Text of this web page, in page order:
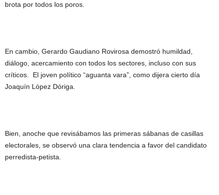
brota por todos los poros.
En cambio, Gerardo Gaudiano Rovirosa demostró humildad,
diálogo, acercamiento con todos los sectores, incluso con sus
críticos. El joven político “aguanta vara”, como dijera cierto día
Joaquín López Dóriga.
Bien, anoche que revisábamos las primeras sábanas de casillas
electorales, se observó una clara tendencia a favor del candidato
perredista-petista.